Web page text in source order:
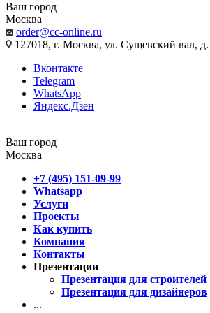
Ваш город
Москва
order@cc-online.ru
127018, г. Москва, ул. Сущевский вал, д.
Вконтакте
Telegram
WhatsApp
Яндекс.Дзен
Ваш город
Москва
+7 (495) 151-09-99
Whatsapp
Услуги
Проекты
Как купить
Компания
Контакты
Презентации
Презентация для строителей
Презентация для дизайнеров
...